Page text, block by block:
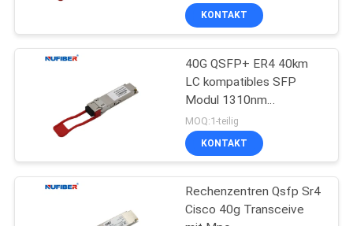
KONTAKT
40G QSFP+ ER4 40km
LC kompatibles SFP
Modul 1310nm
Verbindungsstück-
Huaweis
MOQ:1-teilig
KONTAKT
Rechenzentren Qsfp Sr4
Cisco 40g Transceive